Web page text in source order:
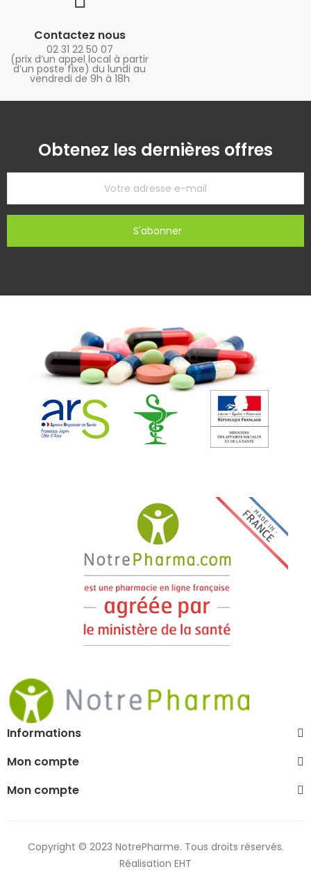
Contactez nous
02 31 22 50 07
(prix d’un appel local à partir
d’un poste fixe) du lundi au
vendredi de 9h à 18h
Obtenez les dernières offres
S'abonner
Informations
Mon compte
Mon compte
Copyright © 2023 NotrePharme. Tous droits réservés.
Réalisation EHT